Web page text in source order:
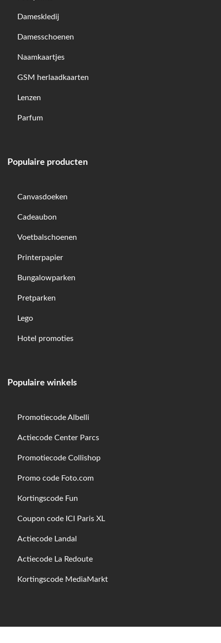
Dameskledij
Damesschoenen
Naamkaartjes
GSM herlaadkaarten
Lenzen
Parfum
Populaire producten
Canvasdoeken
Cadeaubon
Voetbalschoenen
Printerpapier
Bungalowparken
Pretparken
Lego
Hotel promoties
Populaire winkels
Promotiecode Albelli
Actiecode Center Parcs
Promotiecode Collishop
Promo code Foto.com
Kortingscode Fun
Coupon code ICI Paris XL
Actiecode Landal
Actiecode La Redoute
Kortingscode MediaMarkt